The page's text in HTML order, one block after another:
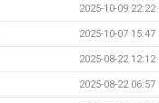
2025-10-09 22:22
2025-10-07 15:47
2025-08-22 12:12
2025-08-22 06:57